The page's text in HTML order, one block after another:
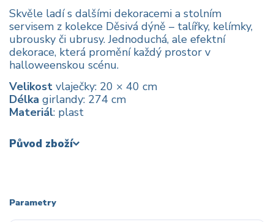
Skvěle ladí s dalšími dekoracemi a stolním
servisem z kolekce Děsivá dýně – talířky, kelímky,
ubrousky či ubrusy. Jednoduchá, ale efektní
dekorace, která promění každý prostor v
halloweenskou scénu.
Velikost vlaječky: 20 × 40 cm
Délka girlandy: 274 cm
Materiál: plast
Původ zboží
Parametry